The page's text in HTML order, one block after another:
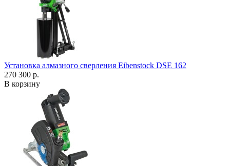
Установка алмазного сверления Eibenstock DSE 162
270 300 р.
В корзину